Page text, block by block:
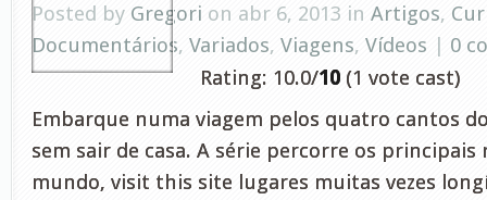
Posted by Gregori on abr 6, 2013 in Artigos,
Documentários, Variados, Viagens, Vídeos | 0
Rating: 10.0/10 (1 vote cast)
Embarque numa viagem pelos quatro cantos
sem sair de casa. A série percorre os
mundo, visit this site lugares muitas vezes